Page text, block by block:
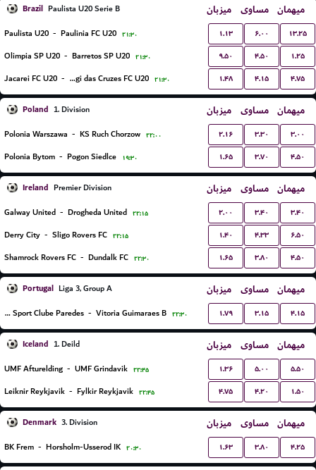
Brazil Paulista U20 Serie B میزبان مساوی میهمان
Paulista U20 - Paulinia FC U20 ۲۱:۳۰ ۱.۱۳ ۶.۰۰ ۱۳.۲۵
Olimpia SP U20 - Barretos SP U20 ۲۱:۳۰ ۹.۵۰ ۴.۵۰ ۱.۲۵
Jacarei FC U20 - Uniao Mogi das Cruzes FC U20 ۲۱:۳۰ ۱.۴۸ ۴.۱۵ ۴.۷۵
Poland 1. Division میزبان مساوی میهمان
Polonia Warszawa - KS Ruch Chorzow ۲۲:۰۰ ۲.۱۶ ۳.۳۰ ۳.۰۰
Polonia Bytom - Pogon Siedlce ۱۹:۳۰ ۱.۶۵ ۳.۷۰ ۴.۵۰
Ireland Premier Division میزبان مساوی میهمان
Galway United - Drogheda United ۲۲:۱۵ ۲.۰۰ ۳.۴۰ ۳.۴۰
Derry City - Sligo Rovers FC ۲۲:۱۵ ۱.۴۰ ۴.۳۳ ۶.۵۰
Shamrock Rovers FC - Dundalk FC ۲۲:۳۰ ۱.۶۵ ۳.۸۰ ۴.۵۰
Portugal Liga 3, Group A میزبان مساوی میهمان
Uniao Sport Clube Paredes - Vitoria Guimaraes B ۲۲:۳۰ ۱.۷۹ ۳.۱۵ ۴.۱۵
Iceland 1. Deild میزبان مساوی میهمان
UMF Afturelding - UMF Grindavik ۲۲:۴۵ ۱.۳۶ ۵.۰۰ ۵.۵۰
Leiknir Reykjavik - Fylkir Reykjavik ۲۲:۴۵ ۴.۷۵ ۴.۲۰ ۱.۵۰
Denmark 3. Division میزبان مساوی میهمان
BK Frem - Horsholm-Usserod IK ۲۰:۳۰ ۱.۶۳ ۳.۸۰ ۴.۲۵